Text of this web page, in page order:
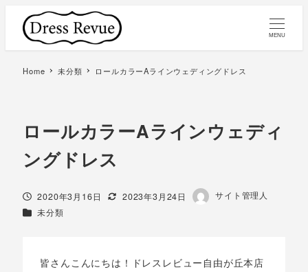
MENU
Home 未分類 ロールカラーAラインウェディングドレス
ロールカラーAラインウェディ
ングドレス
投稿日
2020年3月16日 更新日
2023年3月24日
著
サイト管理人
カテゴリー
未分類
皆さんこんにちは！ドレスレビュー自由が丘本店